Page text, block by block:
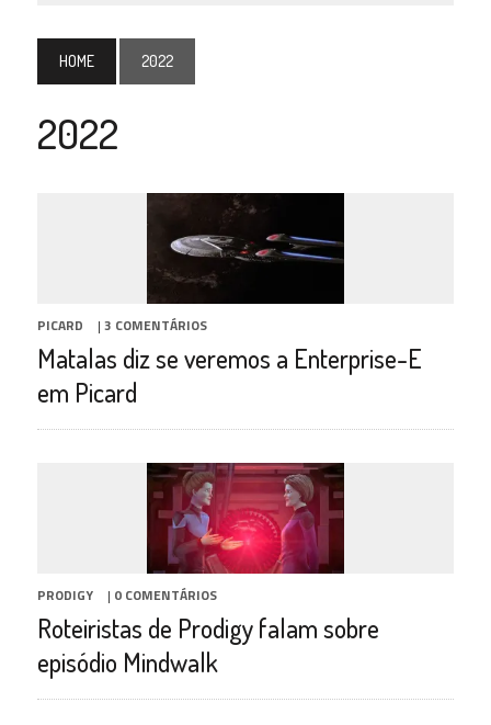
HOME 2022
2022
PICARD | 3 COMENTÁRIOS
Matalas diz se veremos a Enterprise-E
em Picard
PRODIGY | 0 COMENTÁRIOS
Roteiristas de Prodigy falam sobre
episódio Mindwalk